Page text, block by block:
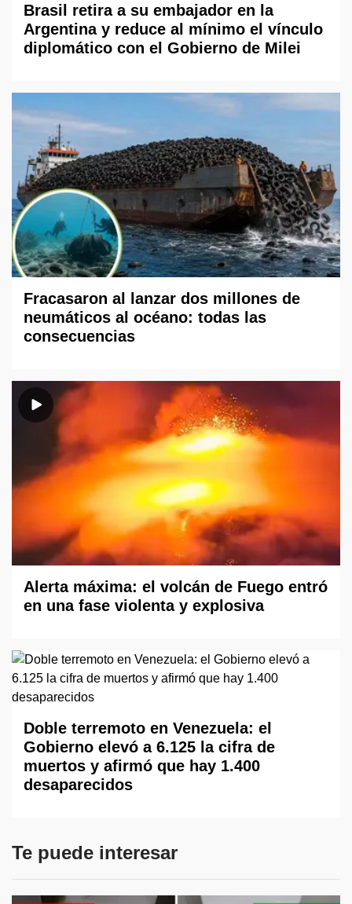
Brasil retira a su embajador en la
Argentina y reduce al mínimo el vínculo
diplomático con el Gobierno de Milei
Fracasaron al lanzar dos millones de
neumáticos al océano: todas las
consecuencias
Alerta máxima: el volcán de Fuego entró
en una fase violenta y explosiva
Doble terremoto en Venezuela: el
Gobierno elevó a 6.125 la cifra de
muertos y afirmó que hay 1.400
desaparecidos
Te puede interesar